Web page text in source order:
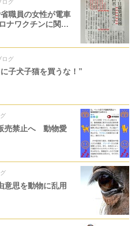
ログ
職員の女性が電車
ナワクチンに関す
ログ
子犬子猫を買うな！”
売禁止へ 動物愛
意思を動物に乱用